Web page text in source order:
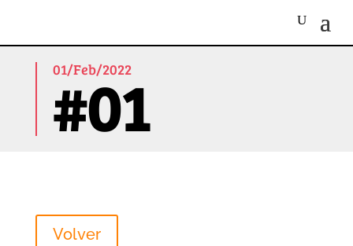
01/Feb/2022
#01
Volver